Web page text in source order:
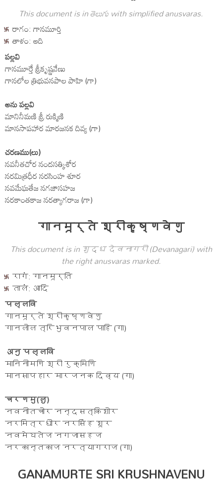
This document is in తెలుగు with simplified anusvaras.
రాగం: గానమూర్తి
తాళం: ఆది
పల్లవి
గానమూర్తే శ్రీకృష్ణవేణు
గానలోల త్రిభువనపాల పాహి (గా)
అను పల్లవి
మానినీమణి శ్రీ రుక్మిణి
మానసాపహార మారజనక దివ్య (గా)
చరణము(లు)
నవనీతచోర నందసత్కిశోర
నరమిత్రధీర నరసింహ శూర
నవమేఘతేజ నగజాసహజ
నరకాంతకాజ నరత్యాగరాజ (గా)
गानमूर्ते श्रीकृष्णवेणु
This document is in शुद्ध देवनागरी (Devanagari) with
the right anusvaras marked.
रागं: गानमूर्ति
तालं: आदि
पल्लवि
गानमूर्ते श्रीकृष्णवेणु
गानलोल त्रिभुवनपाल पाहि (गा)
अनु पल्लवि
मानिनीमणि श्री रुक्मिणि
मानसापहार मारजनक दिव्य (गा)
चरणमु(लु)
नवनीतचोर नन्दसत्किशोर
नरमित्रधीर नरसिंह शूर
नवमेघतेज नगजासहज
नरकान्तकाज नरत्यागराज (गा)
GANAMURTE SRI KRUSHNAVENU